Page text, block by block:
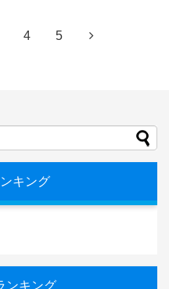
4 5
キング
ンキング